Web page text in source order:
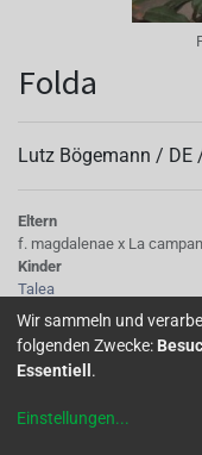
Folda
Lutz Bögemann / DE
Eltern
f. magdalenae x La
Kinder
Talea
Tubus
dünn, lang, rosa gestreift
Sepalen
weißlich rosa mit
hellviolett karminrosa
Wir sammeln und
folgenden Zwecke:
Essentiell .
Einstellungen...